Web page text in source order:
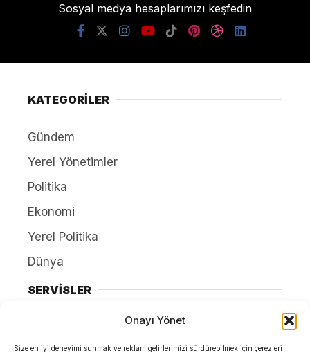
Onayı Yönet
Size en iyi deneyimi sunmak ve reklam gelirlerimizi sürdürebilmek için çerezleri
Sosyal medya hesaplarımızı keşfedin
KATEGORİLER
Gündem
Yerel Yönetimler
Politika
Ekonomi
Yerel Politika
Dünya
SERVİSLER